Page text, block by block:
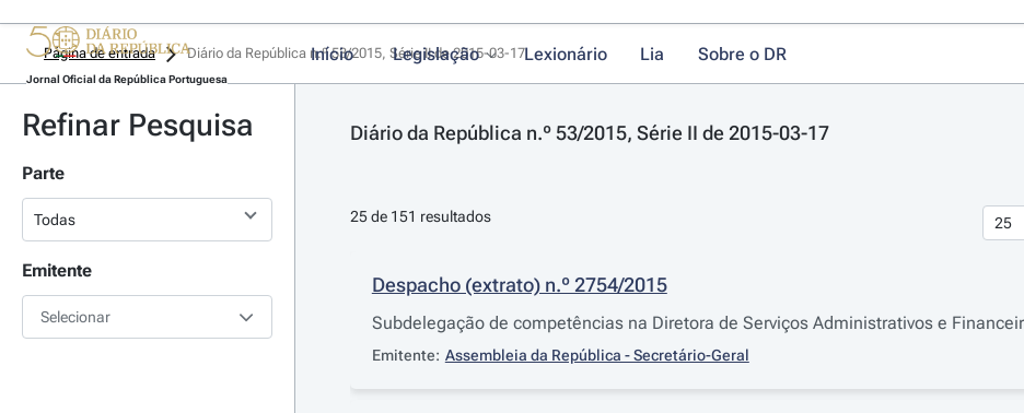
Jornal Oficial da República Portuguesa
Início Legislação Lexionário Lia Sobre o DR
Página de entrada Diário da República n.º 53/2015, Série II de 2015-03-17
Refinar Pesquisa
Parte
Emitente
Selecionar
Diário da República n.º 53/2015, Série II de 2015-03-17
25 de 151 resultados
Despacho (extrato) n.º 2754/2015
Subdelegação de competências na Diretora de Serviços Administrativos e
Emitente: Assembleia da República - Secretário-Geral